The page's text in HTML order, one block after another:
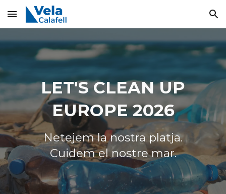
Skip to main content Skip to navigation
LET'S CLEAN UP
EUROPE 2026
Netejem la nostra platja.
Cuidem el nostre mar.